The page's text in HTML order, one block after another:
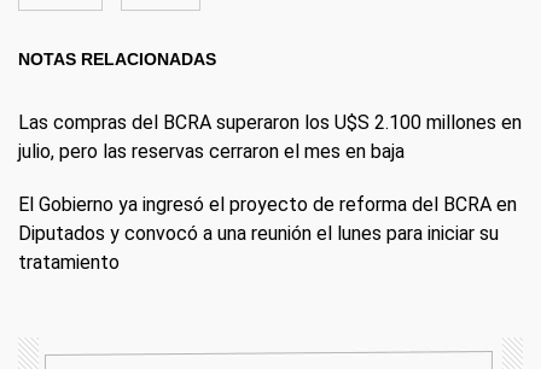
NOTAS RELACIONADAS
Las compras del BCRA superaron los U$S 2.100 millones en
julio, pero las reservas cerraron el mes en baja
El Gobierno ya ingresó el proyecto de reforma del BCRA en
Diputados y convocó a una reunión el lunes para iniciar su
tratamiento